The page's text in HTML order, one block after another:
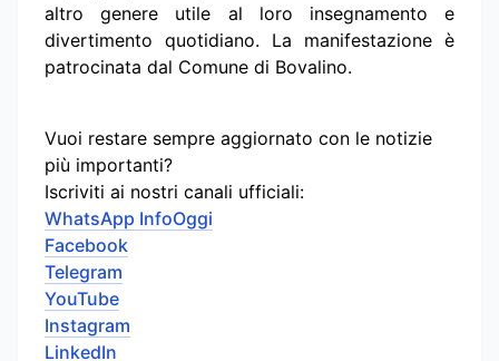
altro genere utile al loro insegnamento e
divertimento quotidiano. La manifestazione è
patrocinata dal Comune di Bovalino.
Vuoi restare sempre aggiornato con le notizie
più importanti?
Iscriviti ai nostri canali ufficiali:
WhatsApp InfoOggi
Facebook
Telegram
YouTube
Instagram
LinkedIn